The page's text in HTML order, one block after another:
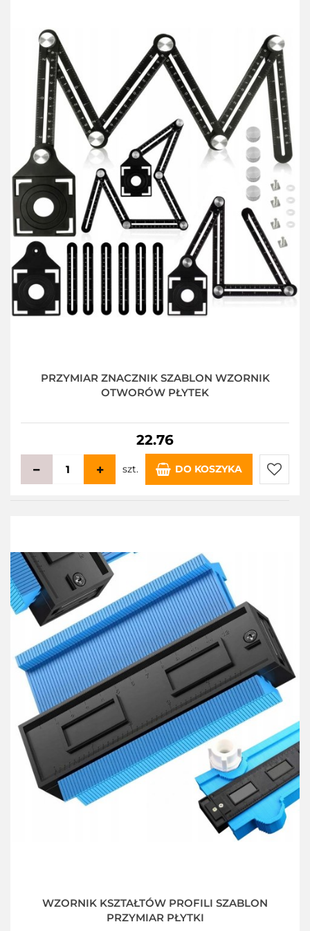
PRZYMIAR ZNACZNIK SZABLON WZORNIK
OTWORÓW PŁYTEK
22.76
szt. DO KOSZYKA
Do
WZORNIK KSZTAŁTÓW PROFILI SZABLON
PRZYMIAR PŁYTKI